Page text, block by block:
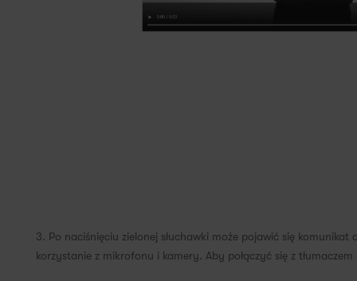
3. Po naciśnięciu zielonej słuchawki może pojawić się
korzystanie z mikrofonu i kamery. Aby połączyć się z tłumaczem